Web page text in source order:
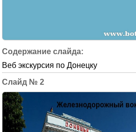
Веб экскурсия по Донецку
2